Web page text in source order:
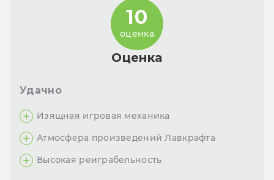
Оценка
10
оценка
Удачно
Изящная игровая механика
Атмосфера произведений Лавкрафта
Высокая реиграбельность